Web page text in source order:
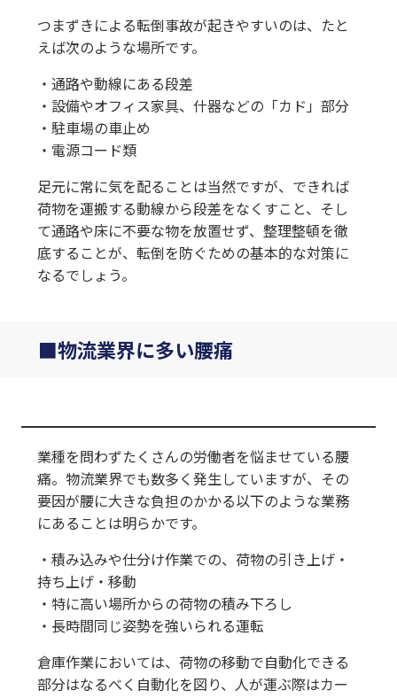
つまずきによる転倒事故が起きやすいのは、たと
えば次のような場所です。
・通路や動線にある段差
・設備やオフィス家具、什器などの「カド」部分
・駐車場の車止め
・電源コード類
足元に常に気を配ることは当然ですが、できれば
荷物を運搬する動線から段差をなくすこと、そし
て通路や床に不要な物を放置せず、整理整頓を徹
底することが、転倒を防ぐための基本的な対策に
なるでしょう。
物流業界に多い腰痛
業種を問わずたくさんの労働者を悩ませている腰
痛。物流業界でも数多く発生していますが、その
要因が腰に大きな負担のかかる以下のような業務
にあることは明らかです。
・積み込みや仕分け作業での、荷物の引き上げ・
持ち上げ・移動
・特に高い場所からの荷物の積み下ろし
・長時間同じ姿勢を強いられる運転
倉庫作業においては、荷物の移動で自動化できる
部分はなるべく自動化を図り、人が運ぶ際はカー